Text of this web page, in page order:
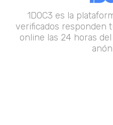
1DOC3 es la
verificados responden
online las 24 horas